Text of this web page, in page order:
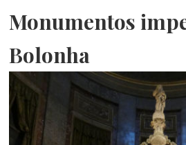
Monumentos
Bolonha